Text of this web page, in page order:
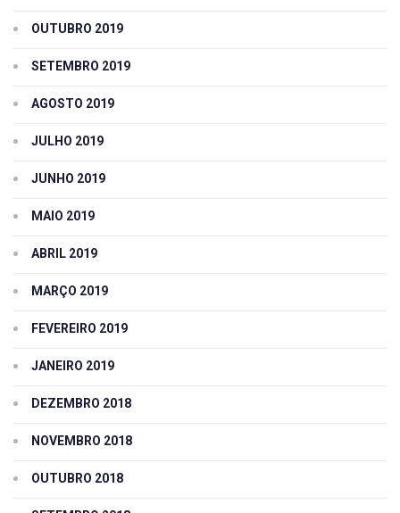
OUTUBRO 2019
SETEMBRO 2019
AGOSTO 2019
JULHO 2019
JUNHO 2019
MAIO 2019
ABRIL 2019
MARÇO 2019
FEVEREIRO 2019
JANEIRO 2019
DEZEMBRO 2018
NOVEMBRO 2018
OUTUBRO 2018